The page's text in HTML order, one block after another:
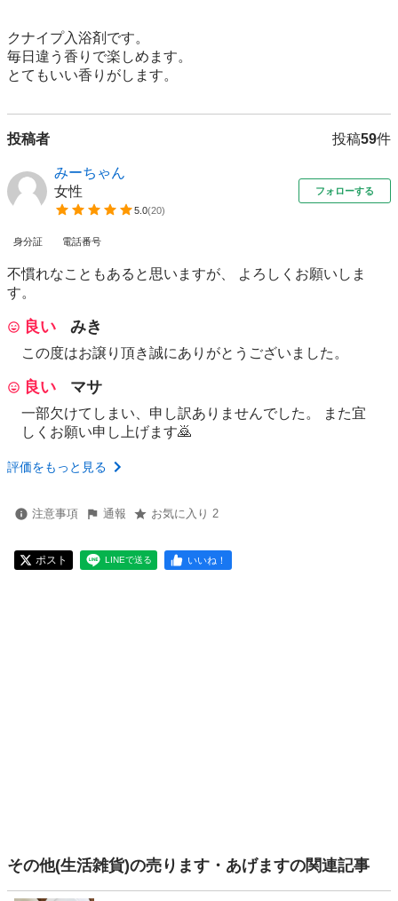
クナイプ入浴剤です。
毎日違う香りで楽しめます。
とてもいい香りがします。
投稿者 投稿59件
みーちゃん
女性
5.0(20)
フォローする
身分証 電話番号
不慣れなこともあると思いますが、 よろしくお願いしま
す。
良い みき
この度はお譲り頂き誠にありがとうございました。
良い マサ
一部欠けてしまい、申し訳ありませんでした。 また宜
しくお願い申し上げます🙇
評価をもっと見る
注意事項 通報 お気に入り 2
ポスト LINEで送る いいね！
その他(生活雑貨)の売ります・あげますの関連記事